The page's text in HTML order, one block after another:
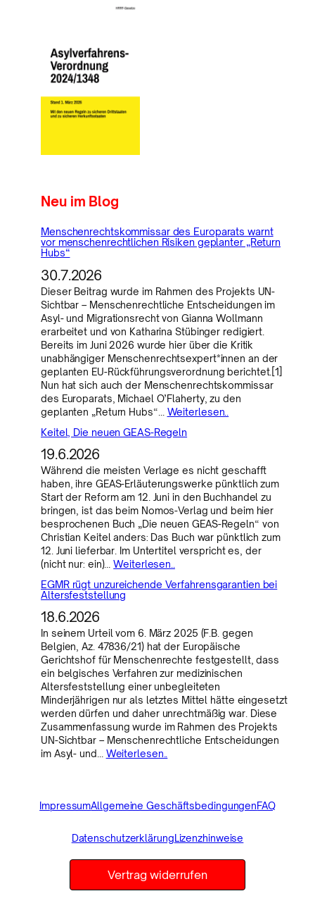
Neu im Blog
Menschenrechtskommissar des Europarats warnt
vor menschenrechtlichen Risiken geplanter „Return
Hubs“
30.7.2026
Dieser Beitrag wurde im Rahmen des Projekts UN-
Sichtbar – Menschenrechtliche Entscheidungen im
Asyl- und Migrationsrecht von Gianna Wollmann
erarbeitet und von Katharina Stübinger redigiert.
Bereits im Juni 2026 wurde hier über die Kritik
unabhängiger Menschenrechtsexpert*innen an der
geplanten EU-Rückführungsverordnung berichtet.[1]
Nun hat sich auch der Menschenrechtskommissar
des Europarats, Michael O’Flaherty, zu den
geplanten „Return Hubs“… Weiterlesen..
Keitel, Die neuen GEAS-Regeln
19.6.2026
Während die meisten Verlage es nicht geschafft
haben, ihre GEAS-Erläuterungswerke pünktlich zum
Start der Reform am 12. Juni in den Buchhandel zu
bringen, ist das beim Nomos-Verlag und beim hier
besprochenen Buch „Die neuen GEAS-Regeln“ von
Christian Keitel anders: Das Buch war pünktlich zum
12. Juni lieferbar. Im Untertitel verspricht es, der
(nicht nur: ein)…Weiterlesen..
EGMR rügt unzureichende Verfahrensgarantien bei
Altersfeststellung
18.6.2026
In seinem Urteil vom 6. März 2025 (F.B. gegen
Belgien, Az. 47836/21) hat der Europäische
Gerichtshof für Menschenrechte festgestellt, dass
ein belgisches Verfahren zur medizinischen
Altersfeststellung einer unbegleiteten
Minderjährigen nur als letztes Mittel hätte eingesetzt
werden dürfen und daher unrechtmäßig war. Diese
Zusammenfassung wurde im Rahmen des Projekts
UN-Sichtbar – Menschenrechtliche Entscheidungen
im Asyl- und… Weiterlesen..
ImpressumAllgemeine GeschäftsbedingungenFAQ
DatenschutzerklärungLizenzhinweise
Vertrag widerrufen